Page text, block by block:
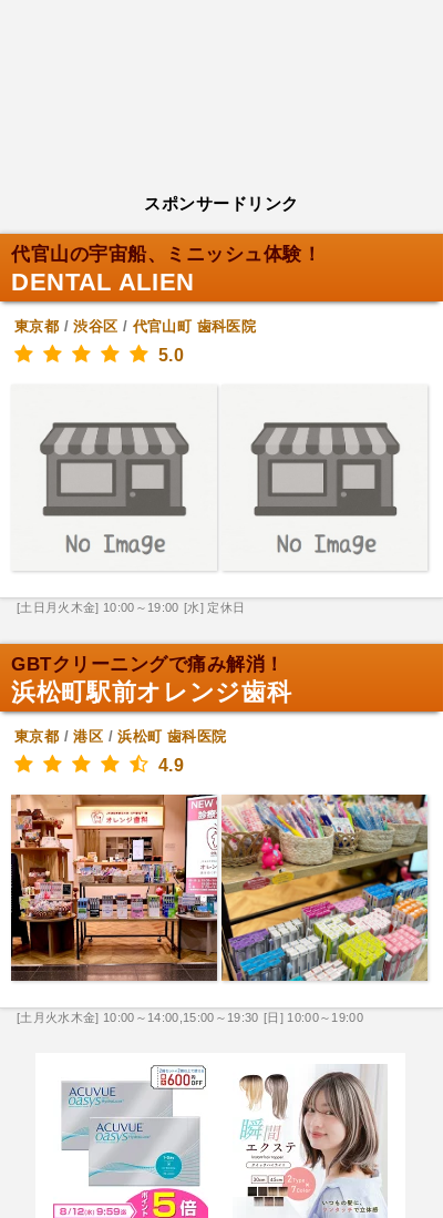
スポンサードリンク
代官山の宇宙船、ミニッシュ体験！
DENTAL ALIEN
東京都 /渋谷区 / 代官山町 歯科医院
5.0
[土日月火木金] 10:00～19:00 [水] 定休日
GBTクリーニングで痛み解消！
浜松町駅前オレンジ歯科
東京都 /港区 /浜松町 歯科医院
4.9
[土月火水木金] 10:00～14:00,15:00～19:30 [日] 10:00～19:00